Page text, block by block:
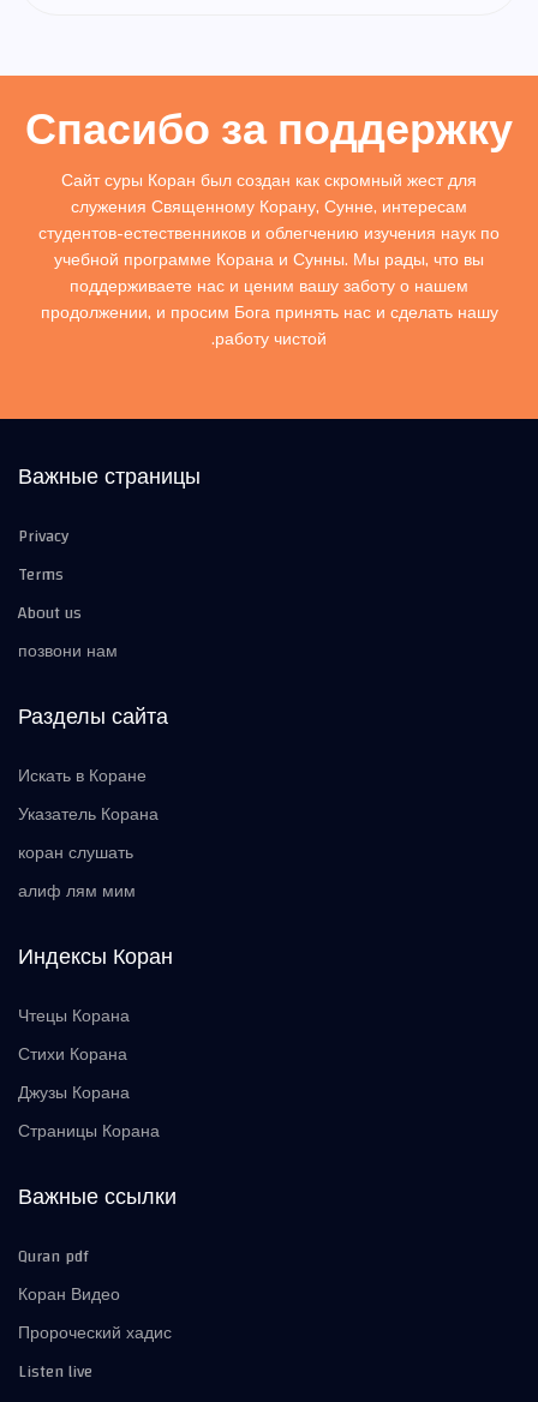
Спасибо за поддержку
Сайт суры Коран был создан как скромный жест для
служения Священному Корану, Сунне, интересам
студентов-естественников и облегчению изучения наук по
учебной программе Корана и Сунны. Мы рады, что вы
поддерживаете нас и ценим вашу заботу о нашем
продолжении, и просим Бога принять нас и сделать нашу
работу чистой.
Важные страницы
Privacy
Terms
About us
позвони нам
Разделы сайта
Искать в Коране
Указатель Корана
коран слушать
алиф лям мим
Индексы Коран
Чтецы Корана
Стихи Корана
Джузы Корана
Страницы Корана
Важные ссылки
Quran pdf
Коран Видео
Пророческий хадис
Listen live